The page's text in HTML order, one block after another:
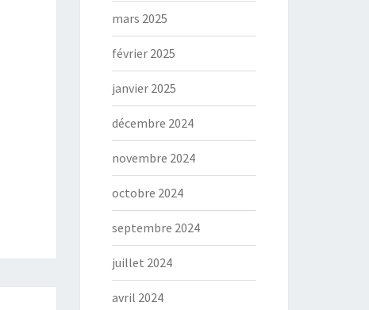
mars 2025
février 2025
janvier 2025
décembre 2024
novembre 2024
octobre 2024
septembre 2024
juillet 2024
avril 2024